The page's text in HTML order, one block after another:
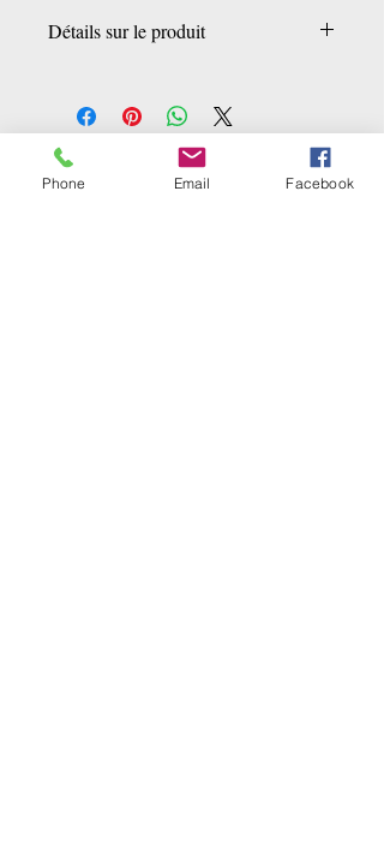
Détails sur le produit
Editeur : Albin Michel (5 janvier 2011)
Collection :SPIRITUALITE
Langue : Anglais, Français
ISBN-10: 2226215689
Ähnliche Produkte
Phone Email Facebook